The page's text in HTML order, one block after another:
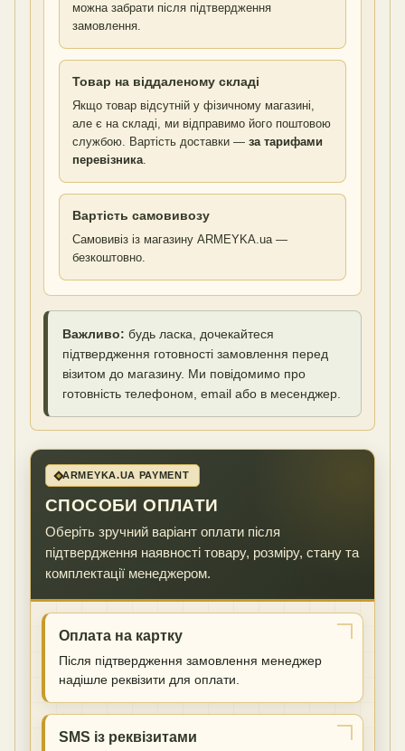
можна забрати після підтвердження
замовлення.
Товар на віддаленому складі
Якщо товар відсутній у фізичному магазині,
але є на складі, ми відправимо його поштовою
службою. Вартість доставки — за тарифами
перевізника.
Вартість самовивозу
Самовивіз із магазину ARMEYKA.ua —
безкоштовно.
Важливо: будь ласка, дочекайтеся
підтвердження готовності замовлення перед
візитом до магазину. Ми повідомимо про
готовність телефоном, email або в месенджер.
ARMEYKA.UA PAYMENT
СПОСОБИ ОПЛАТИ
Оберіть зручний варіант оплати після
підтвердження наявності товару, розміру, стану та
комплектації менеджером.
Оплата на картку
Після підтвердження замовлення менеджер
надішле реквізити для оплати.
SMS із реквізитами